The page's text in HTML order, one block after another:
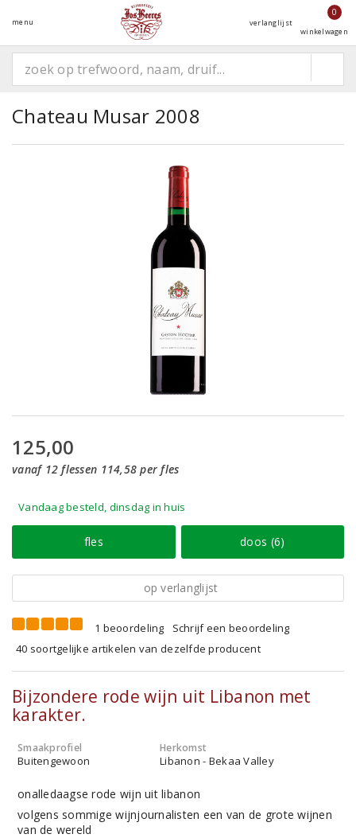
menu verlanglijst
0
winkelwagen
Chateau Musar 2008
125,00
vanaf 12 flessen 114,58 per fles
Vandaag besteld, dinsdag in huis
fles doos (6)
op verlanglijst
1 beoordeling
Schrijf een beoordeling
40 soortgelijke artikelen van dezelfde producent
Bijzondere rode wijn uit Libanon met
karakter.
Smaakprofiel
Buitengewoon
Herkomst
Libanon - Bekaa Valley
onalledaagse rode wijn uit libanon
volgens sommige wijnjournalisten een van de grote wijnen
van de wereld